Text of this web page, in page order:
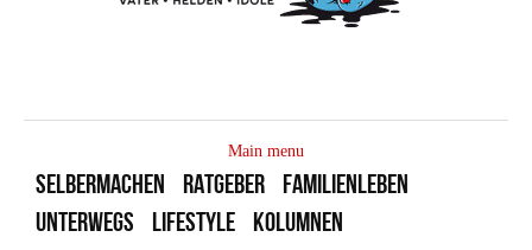
Main menu
SELBERMACHEN RATGEBER
FAMILIENLEBEN
UNTERWEGS
LIFESTYLE KOLUMNEN